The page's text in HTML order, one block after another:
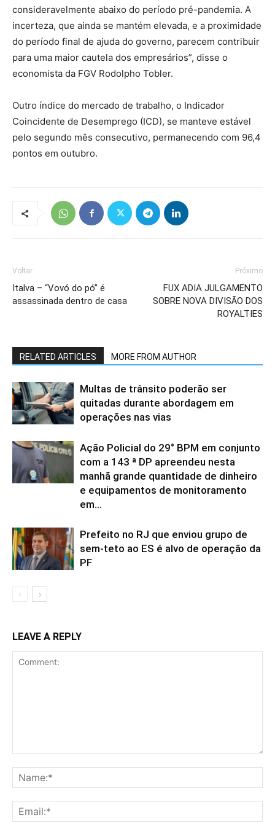
consideravelmente abaixo do período pré-pandemia. A
incerteza, que ainda se mantém elevada, e a proximidade
do período final de ajuda do governo, parecem contribuir
para uma maior cautela dos empresários”, disse o
economista da FGV Rodolpho Tobler.
Outro índice do mercado de trabalho, o Indicador
Coincidente de Desemprego (ICD), se manteve estável
pelo segundo mês consecutivo, permanecendo com 96,4
pontos em outubro.
Voltar
Italva – “Vovó do pó” é
assassinada dentro de casa
Próximo
FUX ADIA JULGAMENTO
SOBRE NOVA DIVISÃO DOS
ROYALTIES
RELATED ARTICLES MORE FROM AUTHOR
Multas de trânsito poderão ser
quitadas durante abordagem em
operações nas vias
Ação Policial do 29° BPM em conjunto
com a 143 ª DP apreendeu nesta
manhã grande quantidade de dinheiro
e equipamentos de monitoramento
em...
Prefeito no RJ que enviou grupo de
sem-teto ao ES é alvo de operação da
PF
LEAVE A REPLY